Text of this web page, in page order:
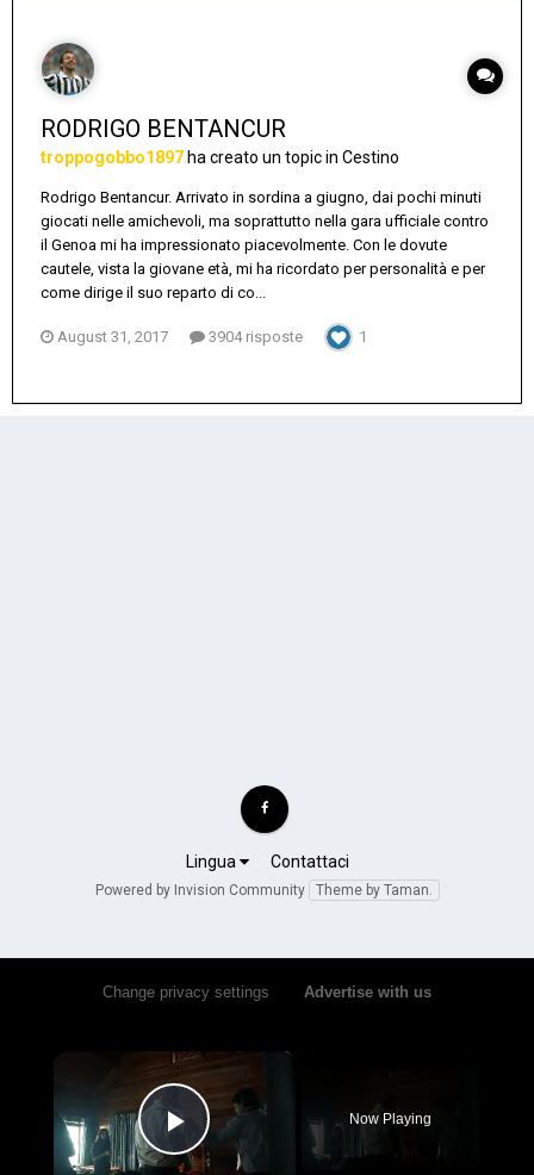
RODRIGO BENTANCUR
troppogobbo1897 ha creato un topic in Cestino
Rodrigo Bentancur. Arrivato in sordina a giugno, dai pochi minuti
giocati nelle amichevoli, ma soprattutto nella gara ufficiale contro
il Genoa mi ha impressionato piacevolmente. Con le dovute
cautele, vista la giovane età, mi ha ricordato per personalità e per
come dirige il suo reparto di co...
August 31, 2017 3904 risposte 1
Lingua Contattaci
Powered by Invision Community Theme by Taman.
Change privacy settings Advertise with us
×
Play Video
Now Playing